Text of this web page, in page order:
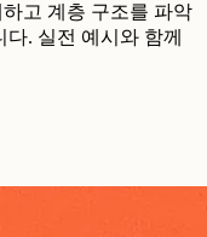
고 계층 구조를 파악
. 실전 예시와 함께